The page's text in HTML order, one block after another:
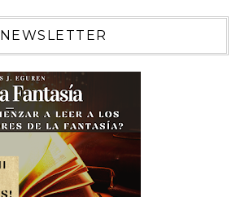
NEWSLETTER